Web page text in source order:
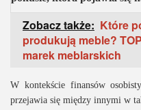
Zobacz także: Które
produkują meble?
marek meblarskich
W kontekście finansów
przejawia się między innymi w